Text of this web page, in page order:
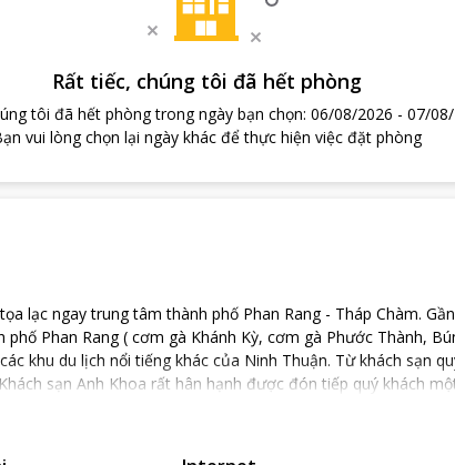
Rất tiếc, chúng tôi đã hết phòng
tôi đã hết phòng trong ngày bạn chọn: 06/08/2026 - 07/
vui lòng chọn lại ngày khác để thực hiện việc đặt phòng
lạc ngay trung tâm thành phố Phan Rang - Tháp Chàm.
phố Phan Rang ( cơm gà Khánh Kỳ, cơm gà Phước Thành,
khu du lịch nổi tiếng khác của Ninh Thuận. Từ khách sạn
sạn Anh Khoa rất hân hạnh được đón tiếp quý khách